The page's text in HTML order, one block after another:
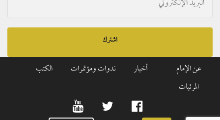
اشترك
عن الإمام أخبار ندوات ومؤتمرات
الكتب
المرئيات